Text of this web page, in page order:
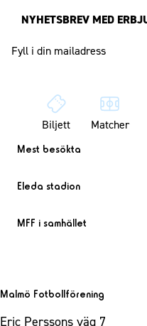
NYHETSBREV MED
Biljett Matcher
Mest besökta
Eleda stadion
MFF i samhället
Malmö Fotbollförening
Eric Perssons väg 7